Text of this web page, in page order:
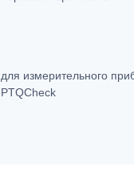
для измерительного
PTQCheck